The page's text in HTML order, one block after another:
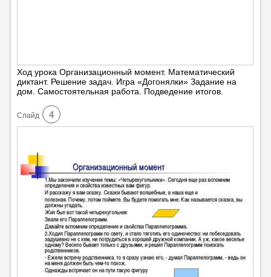
Ход урока Организационный момент. Математический
диктант. Решение задач. Игра «Догонялки» Задание на
дом. Самостоятельная работа. Подведение итогов.
Cлайд 4